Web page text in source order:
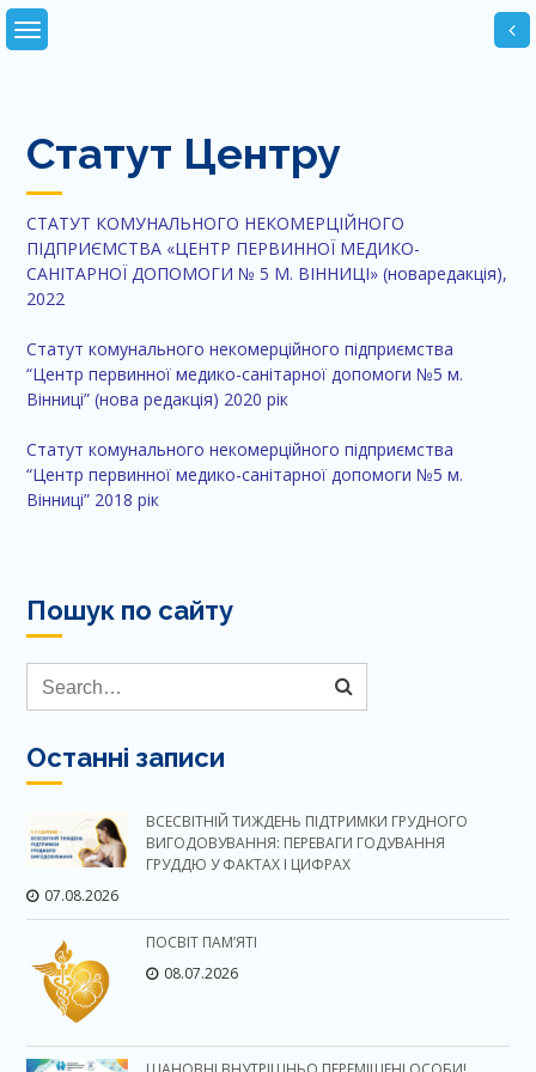
Skip
to
Статут Центру
СТАТУТ КОМУНАЛЬНОГО НЕКОМЕРЦІЙНОГО
ПІДПРИЄМСТВА «ЦЕНТР ПЕРВИННОЇ МЕДИКО-
САНІТАРНОЇ ДОПОМОГИ № 5 М. ВІННИЦІ» (новаредакція),
2022
Статут комунального некомерційного підприємства
“Центр первинної медико-санітарної допомоги №5 м.
Вінниці” (нова редакція) 2020 рік
Статут комунального некомерційного підприємства
“Центр первинної медико-санітарної допомоги №5 м.
Вінниці” 2018 рік
Пошук по сайту
Останні записи
ВСЕСВІТНІЙ ТИЖДЕНЬ ПІДТРИМКИ ГРУДНОГО
ВИГОДОВУВАННЯ: ПЕРЕВАГИ ГОДУВАННЯ
ГРУДДЮ У ФАКТАХ І ЦИФРАХ
07.08.2026
ПОСВІТ ПАМ’ЯТІ
08.07.2026